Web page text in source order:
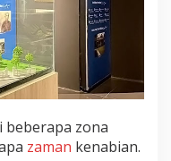
beberapa zona
zaman kenabian.